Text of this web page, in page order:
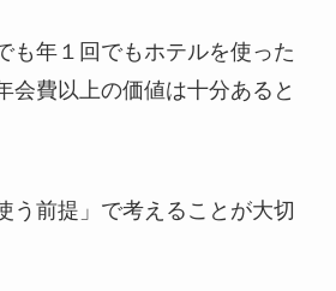
も年１回でもホテルを使った
会費以上の価値は十分あると
う前提」で考えることが大切